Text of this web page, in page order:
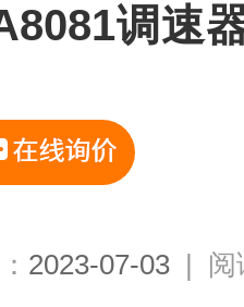
调速
2023-07-03 | 阅